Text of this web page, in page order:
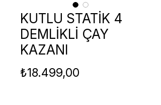
KUTLU STATİK 4
DEMLİKLİ ÇAY
KAZANI
₺18.499,00